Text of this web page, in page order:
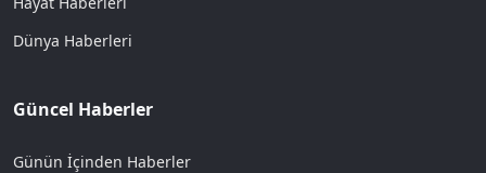
Dünya Haberleri
Güncel Haberler
Günün İçinden Haberler